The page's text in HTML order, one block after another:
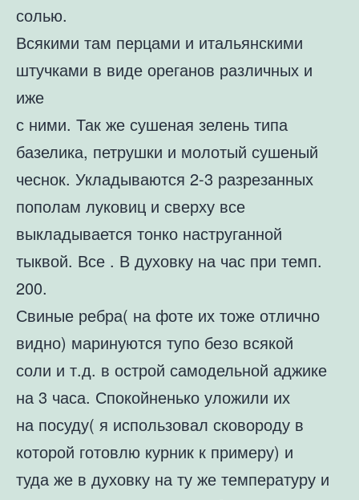
солью.
Всякими там перцами и итальянскими
штучками в виде ореганов различных и
иже
с ними. Так же сушеная зелень типа
базелика, петрушки и молотый сушеный
чеснок. Укладываются 2-3 разрезанных
пополам луковиц и сверху все
выкладывается тонко наструганной
тыквой. Все . В духовку на час при темп.
200.
Свиные ребра( на фоте их тоже отлично
видно) маринуются тупо безо всякой
соли и т.д. в острой самодельной аджике
на 3 часа. Спокойненько уложили их
на посуду( я использовал сковороду в
которой готовлю курник к примеру) и
туда же в духовку на ту же температуру и